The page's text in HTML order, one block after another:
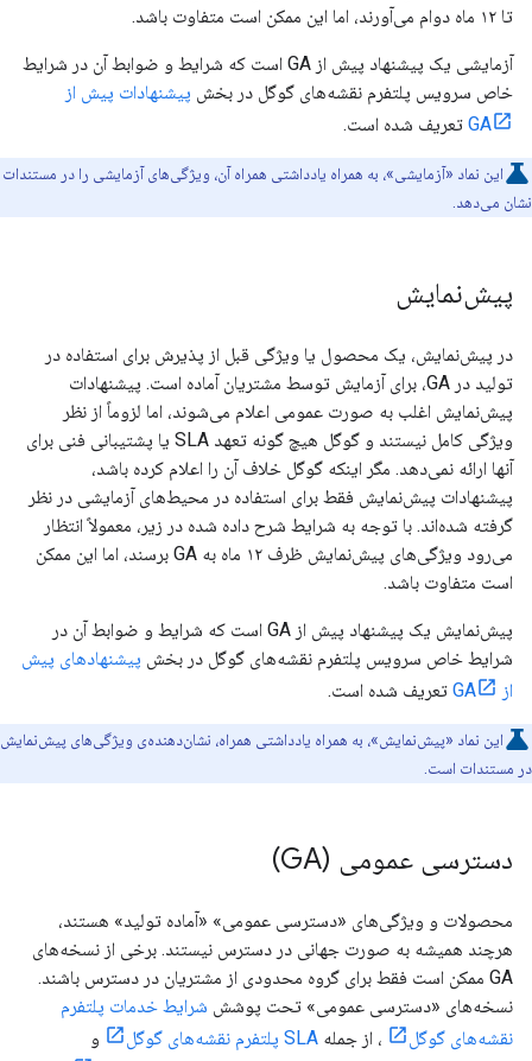
تا ۱۲ ماه دوام می‌آورند، اما این ممکن است متفاوت باشد.
آزمایشی یک پیشنهاد پیش از GA است که شرایط و ضوابط آن در شرایط
خاص سرویس پلتفرم نقشه‌های گوگل در بخش پیشنهادات پیش از
GA تعریف شده است.
این نماد «آزمایشی»، به همراه یادداشتی همراه آن، ویژگی‌های آزمایشی را در مستندات
نشان می‌دهد.
پیش‌نمایش
در پیش‌نمایش، یک محصول یا ویژگی قبل از پذیرش برای استفاده در
تولید در GA، برای آزمایش توسط مشتریان آماده است. پیشنهادات
پیش‌نمایش اغلب به صورت عمومی اعلام می‌شوند، اما لزوماً از نظر
ویژگی کامل نیستند و گوگل هیچ گونه تعهد SLA یا پشتیبانی فنی برای
آنها ارائه نمی‌دهد. مگر اینکه گوگل خلاف آن را اعلام کرده باشد،
پیشنهادات پیش‌نمایش فقط برای استفاده در محیط‌های آزمایشی در نظر
گرفته شده‌اند. با توجه به شرایط شرح داده شده در زیر، معمولاً انتظار
می‌رود ویژگی‌های پیش‌نمایش ظرف ۱۲ ماه به GA برسند، اما این ممکن
است متفاوت باشد.
پیش‌نمایش یک پیشنهاد پیش از GA است که شرایط و ضوابط آن در
شرایط خاص سرویس پلتفرم نقشه‌های گوگل در بخش پیشنهادهای پیش
از GA
تعریف شده است.
این نماد «پیش‌نمایش»، به همراه یادداشتی همراه، نشان‌دهنده‌ی ویژگی‌های پیش‌نمایش
در مستندات است.
دسترسی عمومی (GA)
محصولات و ویژگی‌های «دسترسی عمومی» «آماده تولید» هستند،
هرچند همیشه به صورت جهانی در دسترس نیستند. برخی از نسخه‌های
GA ممکن است فقط برای گروه محدودی از مشتریان در دسترس باشند.
نسخه‌های «دسترسی عمومی» تحت پوشش شرایط خدمات پلتفرم
نقشه‌های گوگل
، از جمله SLA پلتفرم نقشه‌های گوگل
و